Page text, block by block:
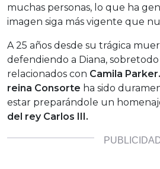
muchas personas, lo que ha
imagen siga más vigente que
A 25 años desde su trágica
defendiendo a Diana,
relacionados con Camila Parker.
reina Consorte ha sido
estar preparándole un
del rey Carlos III.